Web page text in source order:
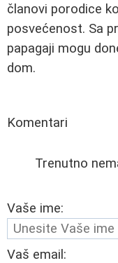
članovi porodice
posvećenost. Sa
papagaji mogu
dom.
Komentari
Trenutno
Vaše ime:
Vaš email: